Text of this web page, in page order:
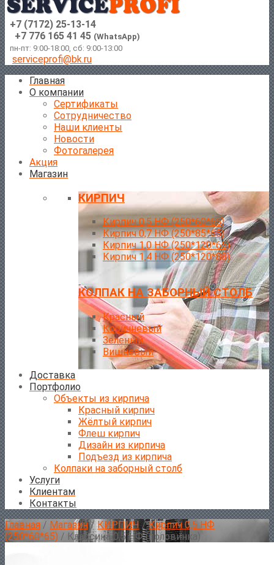
+7 (7172) 25-13-14
+7 776 165 41 45 (WhatsApp)
пн-пт: 9:00-18:00, сб: 9:00-13:00
serviceprofi@bk.ru
Главная
О компании
Сертификаты
Сотрудничество
Наши клиенты
Новости
Фотогалерея
Акция
Магазин
КИРПИЧ
Кирпич 0,5 НФ (250*60*65)
Кирпич 0,7 НФ (250*85*65)
Кирпич 1,0 НФ (250*120*65)
Кирпич 1,4 НФ (250*120*88)
КОЛПАК НА ЗАБОРНЫЙ СТОЛБ
Красный
Коричневый
Зеленый
Вишневый
Доставка
Портфолио
Объекты из кирпича
Красный кирпич
Жёлтый кирпич
Флеш кирпич
Дизайн из кирпича
Подъезд из кирпича
Колпаки на заборный столб
Услуги
Клиентам
Контакты
Главная / Магазин/ КИРПИЧ /Кирпич 0,5 НФ
(250*60*65) / Классика 0,5 НФ (половинка)